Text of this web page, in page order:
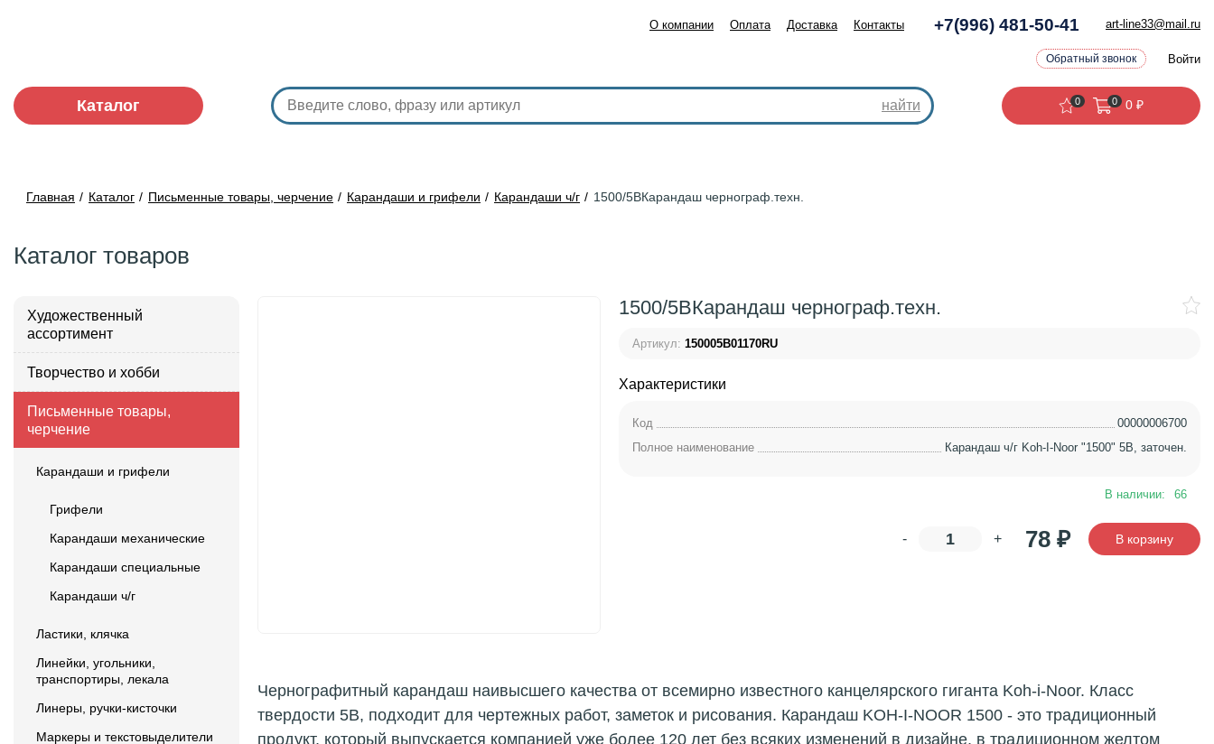
О компании Оплата Доставка Контакты +7(996) 481-50-41 art-line33@mail.ru
Обратный звонок Войти
Каталог найти 0 0 0 ₽
Главная Каталог Письменные товары, черчение Карандаши и грифели Карандаши ч/г 1500/5ВКарандаш чернограф.техн.
Каталог товаров
Художественный
ассортимент
Творчество и хобби
Письменные товары,
черчение
Карандаши и грифели
Грифели
Карандаши механические
Карандаши специальные
Карандаши ч/г
Ластики, клячка
Линейки, угольники,
транспортиры, лекала
Линеры, ручки-кисточки
Маркеры и текстовыделители
1500/5ВКарандаш чернограф.техн.
Артикул: 150005B01170RU
Характеристики
Код
00000006700
Полное наименование
Карандаш ч/г Koh-I-Noor "1500" 5В, заточен.
В наличии: 66
- + 78 ₽ В корзину
Чернографитный карандаш наивысшего качества от всемирно известного канцелярского гиганта Koh-i-Noor. Класс
твердости 5B, подходит для чертежных работ, заметок и рисования. Карандаш KOH-I-NOOR 1500 - это традиционный
продукт, который выпускается компанией уже более 120 лет без всяких изменений в дизайне, в традиционном желтом